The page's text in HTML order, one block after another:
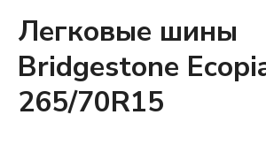
Легковые шины
Bridgestone
265/70R15